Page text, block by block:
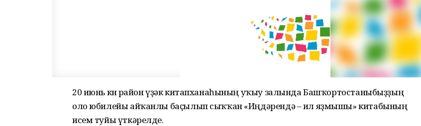
20 июнь көнө район үҙәк китапханаһының уҡыу залында Башҡортостаныбыҙҙың
оло юбилейы айҡанлы баҫылып сыҡҡан «Иңдәрендә – ил яҙмышы» китабының
исем туйы үткәрелде.